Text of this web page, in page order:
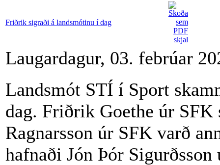
Friðrik sigraði á landsmótinu í dag
Laugardagur, 03. febrúar
Landsmót STÍ í Sport
dag. Friðrik Goethe úr
Ragnarsson úr SFK varð
hafnaði Jón Þór